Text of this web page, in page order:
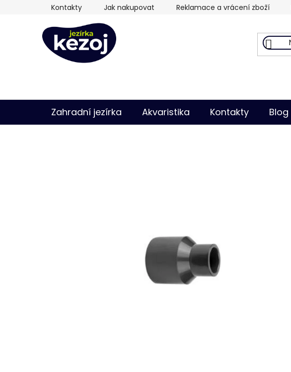
Kontakty Jak nakupovat Reklamace a vrácení zboží
Zahradní jezírka Akvaristika Kontakty Blog